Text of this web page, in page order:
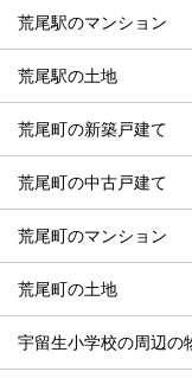
荒尾駅のマンション
荒尾駅の土地
荒尾町の新築戸建て
荒尾町の中古戸建て
荒尾町のマンション
荒尾町の土地
宇留生小学校の周辺の